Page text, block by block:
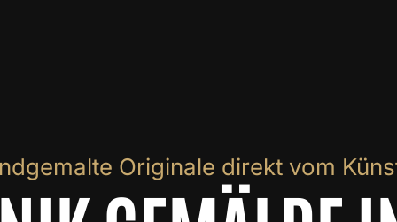
Originale direkt vom